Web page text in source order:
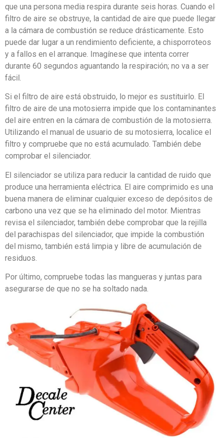
que una persona media respira durante seis horas. Cuando el
filtro de aire se obstruye, la cantidad de aire que puede llegar
a la cámara de combustión se reduce drásticamente. Esto
puede dar lugar a un rendimiento deficiente, a chisporroteos
y a fallos en el arranque. Imagínese que intenta correr
durante 60 segundos aguantando la respiración; no va a ser
fácil.
Si el filtro de aire está obstruido, lo mejor es sustituirlo. El
filtro de aire de una motosierra impide que los contaminantes
del aire entren en la cámara de combustión de la motosierra.
Utilizando el manual de usuario de su motosierra, localice el
filtro y compruebe que no está acumulado. También debe
comprobar el silenciador.
El silenciador se utiliza para reducir la cantidad de ruido que
produce una herramienta eléctrica. El aire comprimido es una
buena manera de eliminar cualquier exceso de depósitos de
carbono una vez que se ha eliminado del motor. Mientras
revisa el silenciador, también debe comprobar que la rejilla
del parachispas del silenciador, que impide la combustión
del mismo, también está limpia y libre de acumulación de
residuos.
Por último, compruebe todas las mangueras y juntas para
asegurarse de que no se ha soltado nada.